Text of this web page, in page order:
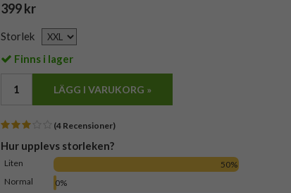
399 kr
Storlek
Finns i lager
LÄGG I VARUKORG »
(4 Recensioner)
Hur upplevs storleken?
Liten
50%
Normal
0%